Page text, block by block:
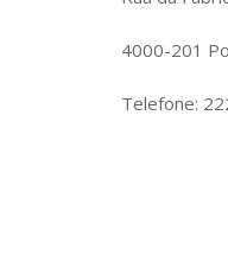
4000-201
Telefone: